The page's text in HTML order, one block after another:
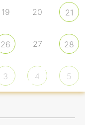
19 20 21
26 27 28
3 4 5